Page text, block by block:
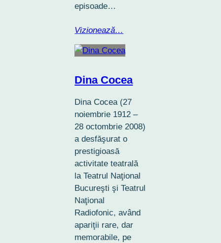
episoade…
Vizionează…
Dina Cocea
Dina Cocea (27
noiembrie 1912 –
28 octombrie 2008)
a desfăşurat o
prestigioasă
activitate teatrală
la Teatrul Naţional
Bucureşti şi Teatrul
Naţional
Radiofonic, având
apariţii rare, dar
memorabile, pe